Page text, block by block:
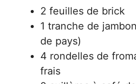
2 feuilles de brick
1 tranche de
de pays)
4 rondelles de
frais